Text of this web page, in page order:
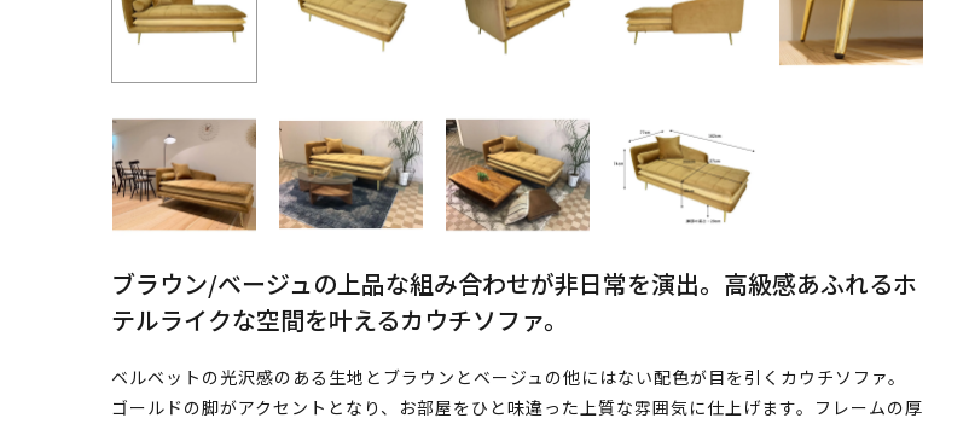
ブラウン/ベージュの上品な組み合わせが非日常を演出。高級感あふれるホ
テルライクな空間を叶えるカウチソファ。
ベルベットの光沢感のある生地とブラウンとベージュの他にはない配色が目を引くカウチソファ。
ゴールドの脚がアクセントとなり、お部屋をひと味違った上質な雰囲気に仕上げます。フレームの厚